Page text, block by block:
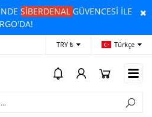
SİBERDENALGÜVENCESİ İLE
Ödeme Bildirimi
TRY ₺ Türkçe